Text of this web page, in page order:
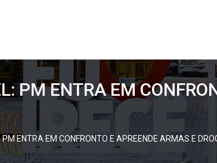
PM ENTRA EM
ENTRA EM CONFRONTO E APREENDE ARMAS E